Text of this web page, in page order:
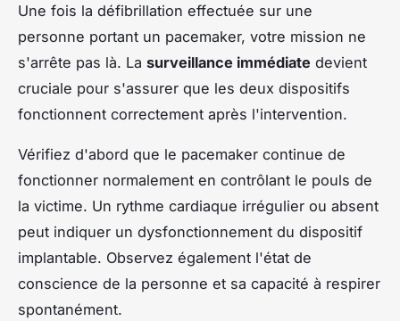
Une fois la défibrillation effectuée sur une
personne portant un pacemaker, votre mission ne
s'arrête pas là. La surveillance immédiate devient
cruciale pour s'assurer que les deux dispositifs
fonctionnent correctement après l'intervention.
Vérifiez d'abord que le pacemaker continue de
fonctionner normalement en contrôlant le pouls de
la victime. Un rythme cardiaque irrégulier ou absent
peut indiquer un dysfonctionnement du dispositif
implantable. Observez également l'état de
conscience de la personne et sa capacité à respirer
spontanément.